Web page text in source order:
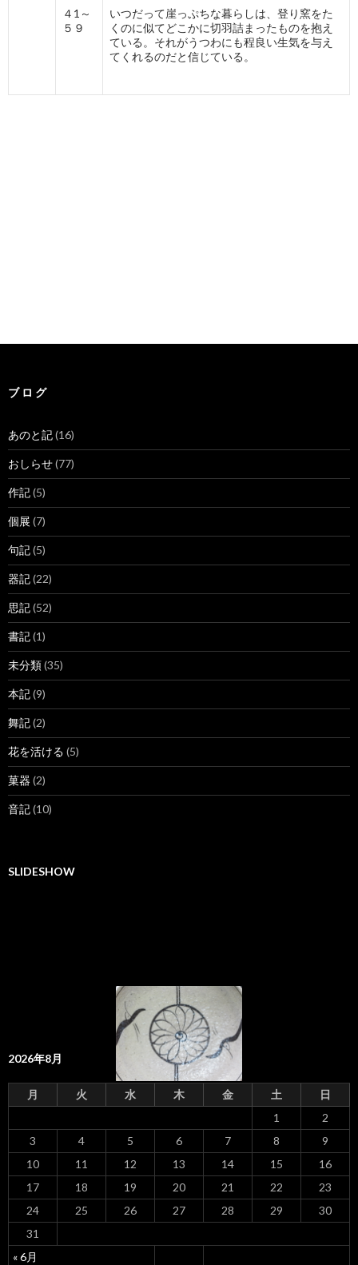
４1～
５９
いつだって崖っぷちな暮らしは、登り窯をた
くのに似てどこかに切羽詰まったものを抱え
ている。それがうつわにも程良い生気を与え
てくれるのだと信じている。
ブ ロ グ
あのと記(16)
おしらせ(77)
作記(5)
個展 (7)
句記(5)
器記(22)
思記(52)
書記(1)
未分類(35)
本記(9)
舞記(2)
花を活ける (5)
菓器 (2)
音記(10)
SLIDESHOW
2026年8月
月 火 水 木 金 土 日
« 6月
1
2
3
4 5 6 7 8
9
10
11 12 13 14 15
16
17
18 19 20 21 22
23
24
25 26 27 28 29
30
31